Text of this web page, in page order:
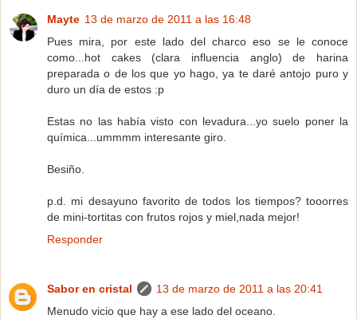
Mayte 13 de marzo de 2011 a las 16:48
Pues mira, por este lado del charco eso se le conoce
como...hot cakes (clara influencia anglo) de harina
preparada o de los que yo hago, ya te daré antojo puro y
duro un día de estos :p
Estas no las había visto con levadura...yo suelo poner la
química...ummmm interesante giro.
Besiño.
p.d. mi desayuno favorito de todos los tiempos? tooorres
de mini-tortitas con frutos rojos y miel,nada mejor!
Responder
Sabor en cristal
13 de marzo de 2011 a las 20:41
Menudo vicio que hay a ese lado del oceano.